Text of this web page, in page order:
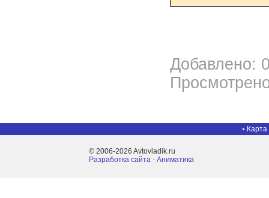
Добавлено:
Карта
© 2006-2026 Avtovladik.ru
Разработка сайта - Aниматика